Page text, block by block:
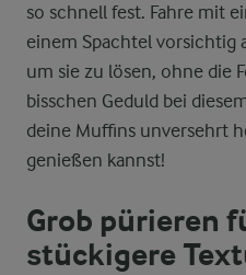
so schnell fest. Fahre mit
einem Spachtel vorsichtig
um sie zu lösen, ohne die
bisschen Geduld bei
deine Muffins unversehrt
genießen kannst!
Grob pürieren
stückigere